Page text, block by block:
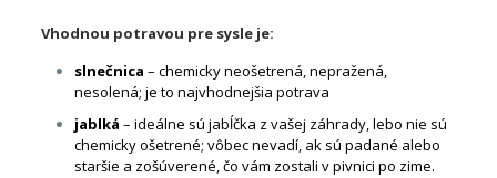
Vhodnou potravou pre sysle je:
slnečnica – chemicky neošetrená, nepražená,
nesolená; je to najvhodnejšia potrava
jablká – ideálne sú jabĺčka z vašej záhrady, lebo nie sú
chemicky ošetrené; vôbec nevadí, ak sú padané alebo
staršie a zošúverené, čo vám zostali v pivnici po zime.